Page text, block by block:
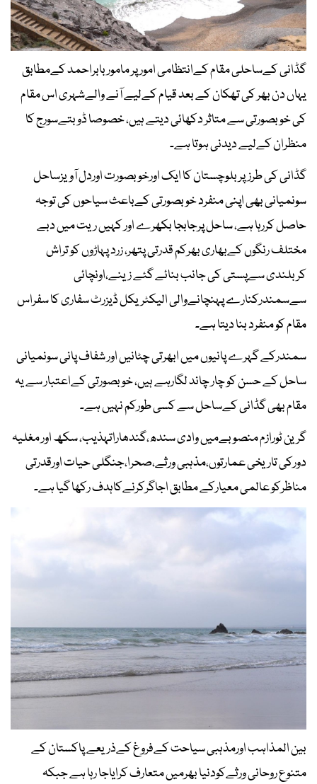
گڈانی کےساحلی مقام کےانتظامی امور پر مامور بابراحمد کےمطابق
یہاں دن بھر کی تھکان کے بعد قیام کےلیے آنے والےشہری اس مقام
کی خوبصورتی سے متاثر دکھائی دیتے ہیں، خصوصا ڈوبتےسورج کا
منظران کےلیے دیدنی ہوتا ہے۔
گڈانی کی طرزپربلوچستان کا ایک اورخوبصورت اوردل آویزساحل
سونمیانی بھی اپنی منفرد خوبصورتی کےباعث سیاحوں کی توجہ
حاصل کررہا ہے، ساحل پرجابجا بکھرے اور کہیں ریت میں دبے
مختلف رنگوں کےبھاری بھرکم قدرتی پتھر، زرد پہاڑوں کو تراش
کربلندی سےپستی کی جانب بنائے گئے زینے،اونچائی
سےسمندرکنارے پہنچانےوالی الیکٹریکل ڈیزرٹ سفاری کا سفراس
مقام کو منفرد بنا دیتا ہے۔
سمندرکے گہرے پانیوں میں ابھرتی چٹانیں اور شفاف پانی سونمیانی
ساحل کے حسن کو چار چاند لگارہے ہیں، خوبصورتی کےاعتبار سے یہ
مقام بھی گڈانی کےساحل سے کسی طورکم نہیں ہے۔
گرین ٹورازم منصوبےمیں وادی سندھ،گندھاراتہذیب، سکھ اور مغلیہ
دورکی تاریخی عمارتوں،مذہبی ورثے،صحرا،جنگلی حیات اورقدرتی
مناظرکو عالمی معیارکے مطابق اجاگرکرنےکاہدف رکھا گیا ہے۔
بین المذاہب اورمذہبی سیاحت کےفروغ کےذریعے پاکستان کے
متنوع روحانی ورثےکودنیا بھرمیں متعارف کرایاجا رہا ہے جبکہ